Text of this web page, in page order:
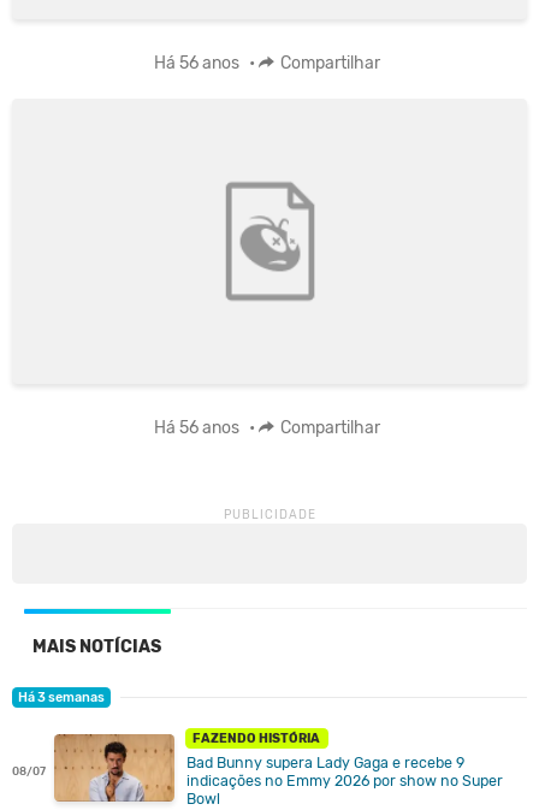
Há 56 anos • Compartilhar
Há 56 anos • Compartilhar
MAIS NOTÍCIAS
Há 3 semanas
08/07
FAZENDO HISTÓRIA
Bad Bunny supera Lady Gaga e recebe 9
indicações no Emmy 2026 por show no Super
Bowl